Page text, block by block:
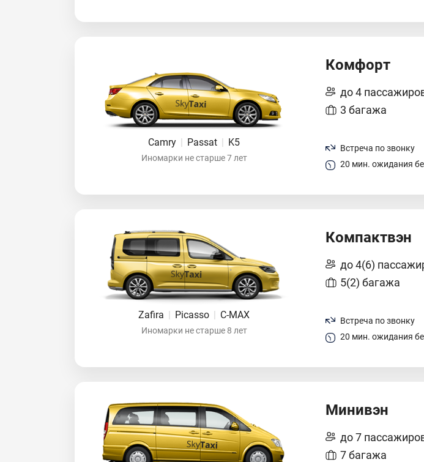
Camry | Passat | K5
Иномарки не старше 7 лет
Комфорт
до 4
3 багажа
Встреча по звонку
20 мин. ожидания
Zafira | Picasso | C-MAX
Иномарки не старше 8 лет
Компактвэн
до 4(6)
5(2) багажа
Встреча по звонку
20 мин. ожидания
Минивэн
до 7
7 багажа